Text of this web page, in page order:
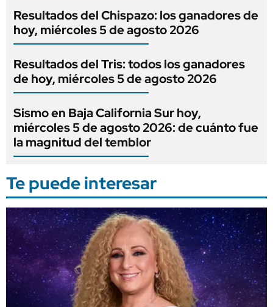
Resultados del Chispazo: los ganadores de
hoy, miércoles 5 de agosto 2026
Resultados del Tris: todos los ganadores
de hoy, miércoles 5 de agosto 2026
Sismo en Baja California Sur hoy,
miércoles 5 de agosto 2026: de cuánto fue
la magnitud del temblor
Te puede interesar